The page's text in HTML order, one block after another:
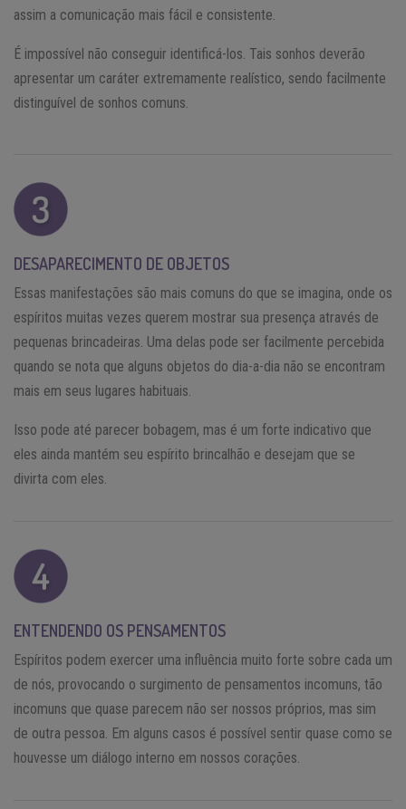
assim a comunicação mais fácil e consistente.
É impossível não conseguir identificá-los. Tais sonhos deverão
apresentar um caráter extremamente realístico, sendo facilmente
distinguível de sonhos comuns.
DESAPARECIMENTO DE OBJETOS
Essas manifestações são mais comuns do que se imagina, onde os
espíritos muitas vezes querem mostrar sua presença através de
pequenas brincadeiras. Uma delas pode ser facilmente percebida
quando se nota que alguns objetos do dia-a-dia não se encontram
mais em seus lugares habituais.
Isso pode até parecer bobagem, mas é um forte indicativo que
eles ainda mantém seu espírito brincalhão e desejam que se
divirta com eles.
ENTENDENDO OS PENSAMENTOS
Espíritos podem exercer uma influência muito forte sobre cada um
de nós, provocando o surgimento de pensamentos incomuns, tão
incomuns que quase parecem não ser nossos próprios, mas sim
de outra pessoa. Em alguns casos é possível sentir quase como se
houvesse um diálogo interno em nossos corações.